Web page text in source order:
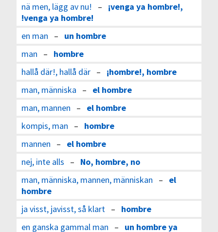
nä men, lägg av nu! – ¡venga ya hombre!,
!venga ya hombre!
en man – un hombre
man – hombre
hallå där!, hallå där– ¡hombre!, hombre
man, människa – el hombre
man, mannen – el hombre
kompis, man – hombre
mannen – el hombre
nej, inte alls – No, hombre, no
man, människa, mannen, människan – el
hombre
ja visst, javisst, så klart– hombre
en ganska gammal man – un hombre ya